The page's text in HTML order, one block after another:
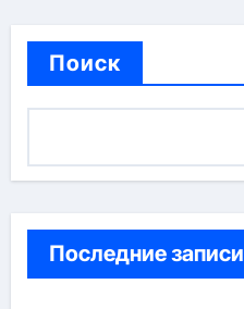
Поиск
Последние записи